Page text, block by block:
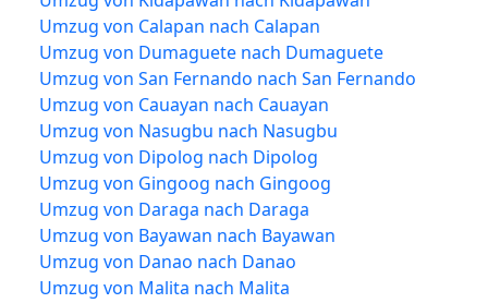
Umzug von Calapan nach Calapan
Umzug von Dumaguete nach Dumaguete
Umzug von San Fernando nach San Fernando
Umzug von Cauayan nach Cauayan
Umzug von Nasugbu nach Nasugbu
Umzug von Dipolog nach Dipolog
Umzug von Gingoog nach Gingoog
Umzug von Daraga nach Daraga
Umzug von Bayawan nach Bayawan
Umzug von Danao nach Danao
Umzug von Malita nach Malita